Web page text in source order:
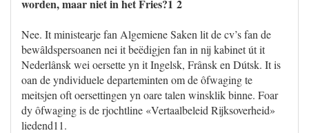
worden, maar niet in het Fries?1 2
Nee. It ministearje fan Algemiene Saken lit de cv’s fan de
bewâldspersoanen nei it beëdigjen fan in nij kabinet út it
Nederlânsk wei oersette yn it Ingelsk, Frânsk en Dútsk. It is
oan de yndividuele departeminten om de ôfwaging te
meitsjen oft oersettingen yn oare talen winsklik binne. Foar
dy ôfwaging is de rjochtline «Vertaalbeleid Rijksoverheid»
liedend11.